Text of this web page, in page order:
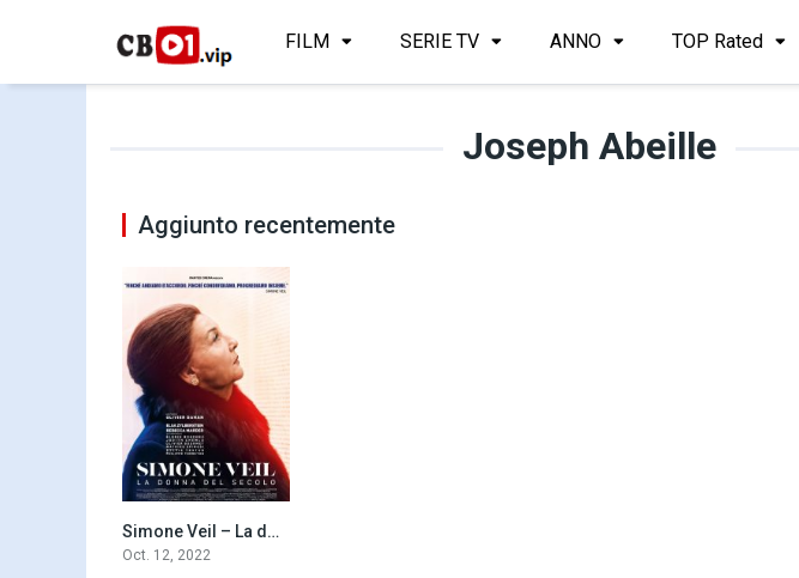
FILM SERIE TV ANNO TOP Rated
Joseph Abeille
Aggiunto recentemente
6.8
Simone Veil – La donna del secolo (2022)
Oct. 12, 2022